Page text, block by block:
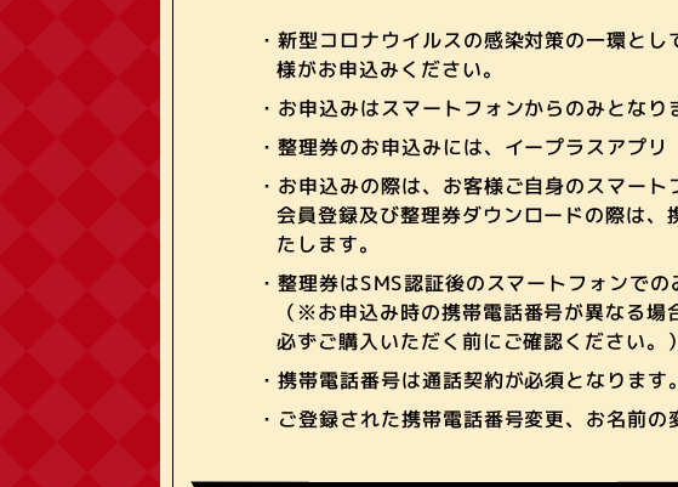
・新型コロナウイルスの感染対策の一環と
様がお申込みください。
・お申込みはスマートフォンからのみとなり
・整理券のお申込みには、イープラスアプリ
・お申込みの際は、お客様ご自身のスマー
会員登録及び整理券ダウンロードの際は
たします。
・整理券はSMS認証後のスマートフォンで
（※お申込み時の携帯電話番号が異なる場
必ずご購入いただく前にご確認ください。）
・携帯電話番号は通話契約が必須となりま
・ご登録された携帯電話番号変更、お名前